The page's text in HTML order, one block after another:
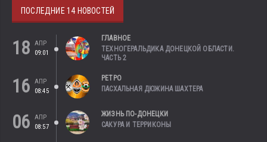
ПОСЛЕДНИЕ 14 НОВОСТЕЙ
18
АПР
09:01
ГЛАВНОЕ
ТЕХНОГЕРАЛЬДИКА ДОНЕЦКОЙ ОБЛАСТИ.
ЧАСТЬ 2
16
АПР
08:45
РЕТРО
ПАСХАЛЬНАЯ ДЮЖИНА ШАХТЕРА
06
АПР
08:57
ЖИЗНЬ ПО-ДОНЕЦКИ
САКУРА И ТЕРРИКОНЫ